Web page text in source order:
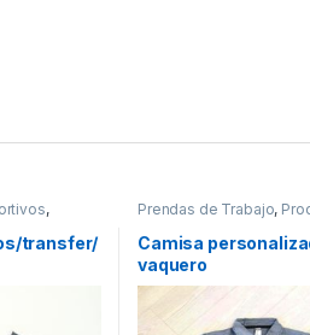
,
transfer/
Prendas de Trabajo,
Camisa
vaquero